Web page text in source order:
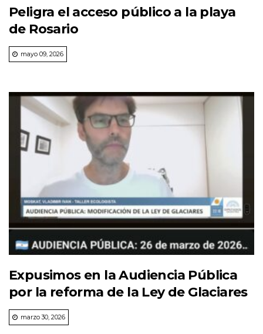
Peligra el acceso público a la playa
de Rosario
mayo 09, 2026
Expusimos en la Audiencia Pública
por la reforma de la Ley de Glaciares
marzo 30, 2026